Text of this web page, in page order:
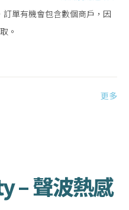
單有機會包含數個商戶，因
。
更多
– 聲波熱感